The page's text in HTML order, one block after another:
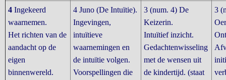
4 Ingekeerd
waarnemen.
Het richten van de
aandacht op de
eigen
binnenwereld.
4 Juno (De Intuïtie).
Ingevingen,
intuïtieve
waarnemingen en
de intuïtie volgen.
Voorspellingen die
3 (num. 4) De
Keizerin.
Intuïtief inzicht.
Gedachtenwisseling
met de wensen uit
de kindertijd. (staat
3